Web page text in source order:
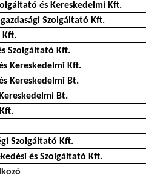
és Kereskedelmi Kft.
Szolgáltató Kft.
Kft.
Szolgáltató Kft.
Kereskedelmi Kft.
Kereskedelmi Bt.
Bt.
Szolgáltató Kft.
és Szolgáltató Kft.